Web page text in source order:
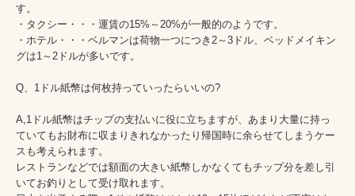
す。
・タクシー・・・運賃の15%～20%が一般的のようです。
・ホテル・・・ベルマンは荷物一つにつき2～3ドル、ベッドメイキン
グは1～2ドルが多いです。
Q、1ドル紙幣は何枚持っていったらいいの?
A,1ドル紙幣はチップの支払いに役に立ちますが、あまり大量に持っ
ていてもお財布に収まりきれなかったり帰国時に余らせてしまうケー
スも考えられます。
レストランなどでは額面の大きい紙幣しかなくてもチップ分を差し引
いてお釣りとして受け取れます。